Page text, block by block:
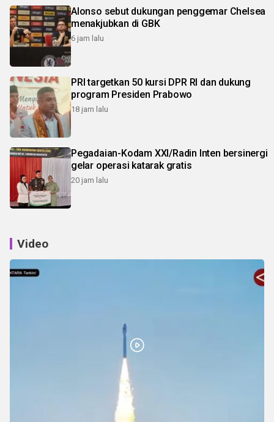
Alonso sebut dukungan penggemar Chelsea
menakjubkan di GBK
6 jam lalu
PRI targetkan 50 kursi DPR RI dan dukung
program Presiden Prabowo
18 jam lalu
Pegadaian-Kodam XXI/Radin Inten bersinergi
gelar operasi katarak gratis
20 jam lalu
Video